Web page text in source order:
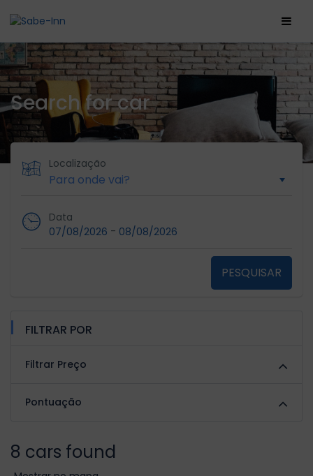
Search for car
Localização
Data
07/08/2026 - 08/08/2026
PESQUISAR
FILTRAR POR
Filtrar Preço
Pontuação
8 cars found